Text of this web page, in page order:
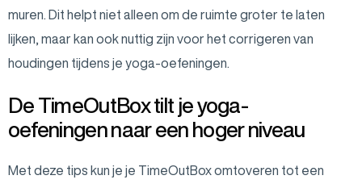
muren. Dit helpt niet alleen om de ruimte groter te laten
lijken, maar kan ook nuttig zijn voor het corrigeren van
houdingen tijdens je yoga-oefeningen.
De TimeOutBox tilt je yoga-
oefeningen naar een hoger niveau
Met deze tips kun je je TimeOutBox omtoveren tot een